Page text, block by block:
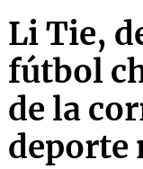
Li Tie,
fútbol
de la
deporte